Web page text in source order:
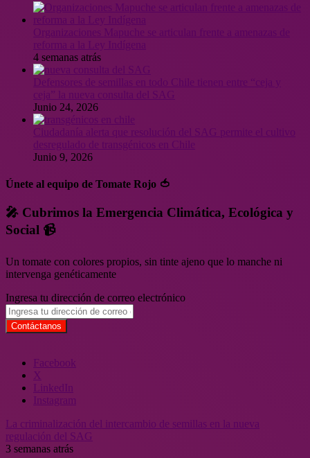
4 semanas atrás
Junio 24, 2026
Ciudadanía alerta que resolución del SAG permite el cultivo
desregulado de transgénicos en Chile
Junio 9, 2026
Únete al equipo de Tomate Rojo 🍅
🎤 Cubrimos la Emergencia Climática, Ecológica y
Social 📹
Un tomate con colores propios, sin tinte ajeno que lo manche ni
intervenga genéticamente
Ingresa tu dirección de correo electrónico
Facebook
X
LinkedIn
Instagram
La criminalización del intercambio de semillas en la nueva
regulación del SAG
3 semanas atrás